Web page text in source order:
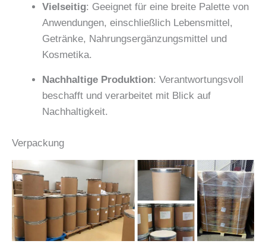
Vielseitig: Geeignet für eine breite Palette von
Anwendungen, einschließlich Lebensmittel,
Getränke, Nahrungsergänzungsmittel und
Kosmetika.
Nachhaltige Produktion: Verantwortungsvoll
beschafft und verarbeitet mit Blick auf
Nachhaltigkeit.
Verpackung